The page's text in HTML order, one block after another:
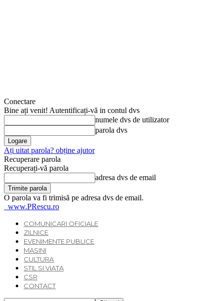
Conectare
Bine ați venit! Autentificați-vă in contul dvs
numele dvs de utilizator
parola dvs
Ați uitat parola? obține ajutor
Recuperare parola
Recuperați-vă parola
adresa dvs de email
O parola va fi trimisă pe adresa dvs de email.
www.PRescu.ro
COMUNICARI OFICIALE
ZILNICE
EVENIMENTE PUBLICE
MASINI
CULTURA
STIL SI VIATA
CSR
CONTACT